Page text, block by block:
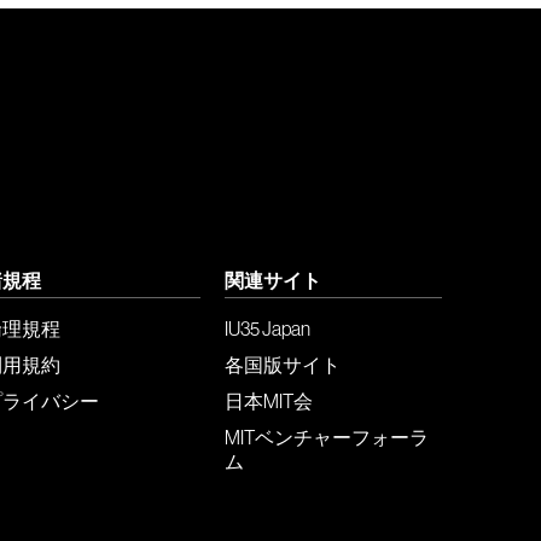
程
規程
規約
イバシー
関連サイト
IU35 Japan
各国版サイト
日本MIT会
MITベンチャーフォーラ
ム